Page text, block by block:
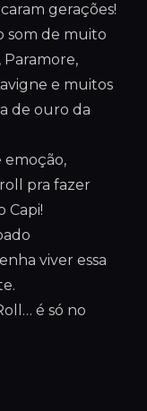
gerações!
som de muito
Paramore,
e muitos
de ouro da
emoção,
pra fazer
Capi!
viver essa
é só no